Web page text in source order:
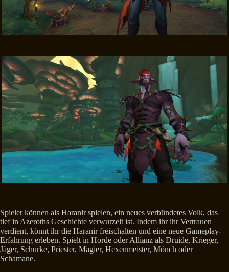
Spieler können als Haranir spielen, ein neues verbündetes Volk, das
tief in Azeroths Geschichte verwurzelt ist. Indem ihr ihr Vertrauen
verdient, könnt ihr die Haranir freischalten und eine neue Gameplay-
Erfahrung erleben. Spielt in Horde oder Allianz als Druide, Krieger,
Jäger, Schurke, Priester, Magier, Hexenmeister, Mönch oder
Schamane.